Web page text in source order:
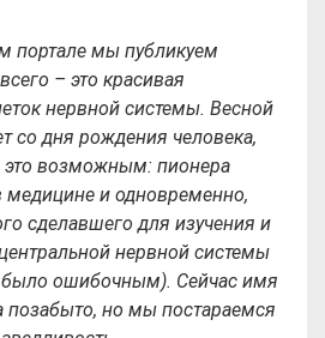
портале мы публикуем
– это красивая
нервной системы. Весной
со дня рождения человека,
это возможным: пионера
и одновременно,
сделавшего для изучения и
нервной системы
было ошибочным). Сейчас имя
позабыто, но мы постараемся